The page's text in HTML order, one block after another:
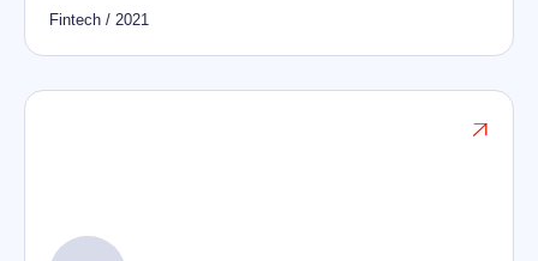
Fintech / 2021
